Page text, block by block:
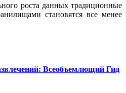
роста данных традиционные
становятся все менее
Всеобъемлющий Гид